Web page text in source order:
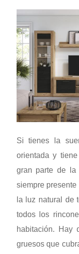
Si tienes la
orientada y
gran parte de
siempre
la luz natural de
todos los
habitación. Hay
gruesos que